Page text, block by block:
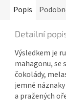
Popis
Detailní
Výsledkem je
mahagonu, se
čokolády,
jemné
a pražených